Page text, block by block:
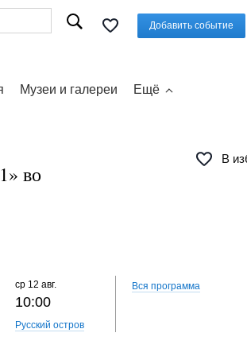
Добавить событие
Музеи и галереи Ещё
В
во
ср 12 авг.
10:00
Русский остров
13 авг. пт
Вся программа